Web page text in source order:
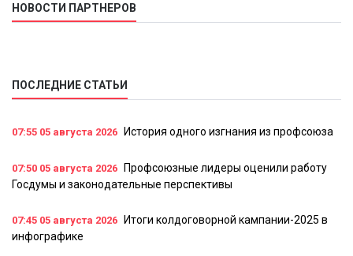
НОВОСТИ ПАРТНЕРОВ
ПОСЛЕДНИЕ СТАТЬИ
07:55 05 августа 2026 История одного изгнания из профсоюза
07:50 05 августа 2026
Профсоюзные лидеры оценили работу
Госдумы и законодательные перспективы
07:45 05 августа 2026
Итоги колдоговорной кампании-2025 в
инфографике